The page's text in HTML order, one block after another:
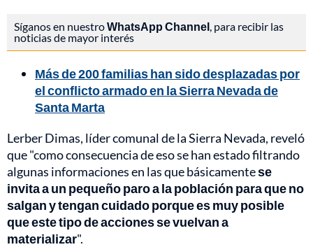
Síganos en nuestroWhatsApp Channel , para recibir las
noticias de mayor interés
Más de 200 familias han sido desplazadas por
el conflicto armado en la Sierra Nevada de
Santa Marta
Lerber Dimas, líder comunal de la Sierra Nevada, reveló
que "como consecuencia de eso se han estado filtrando
algunas informaciones en las que básicamentese
invita a un pequeño paro a la población para que no
salgan y tengan cuidado porque es muy posible
que este tipo de acciones se vuelvan a
materializar".